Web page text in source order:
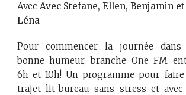
Avec Avec Stefane, Ellen, Benjamin et
Léna
Pour commencer la journée dans
bonne humeur, branche One FM
6h et 10h! Un programme pour
trajet lit-bureau sans stress et